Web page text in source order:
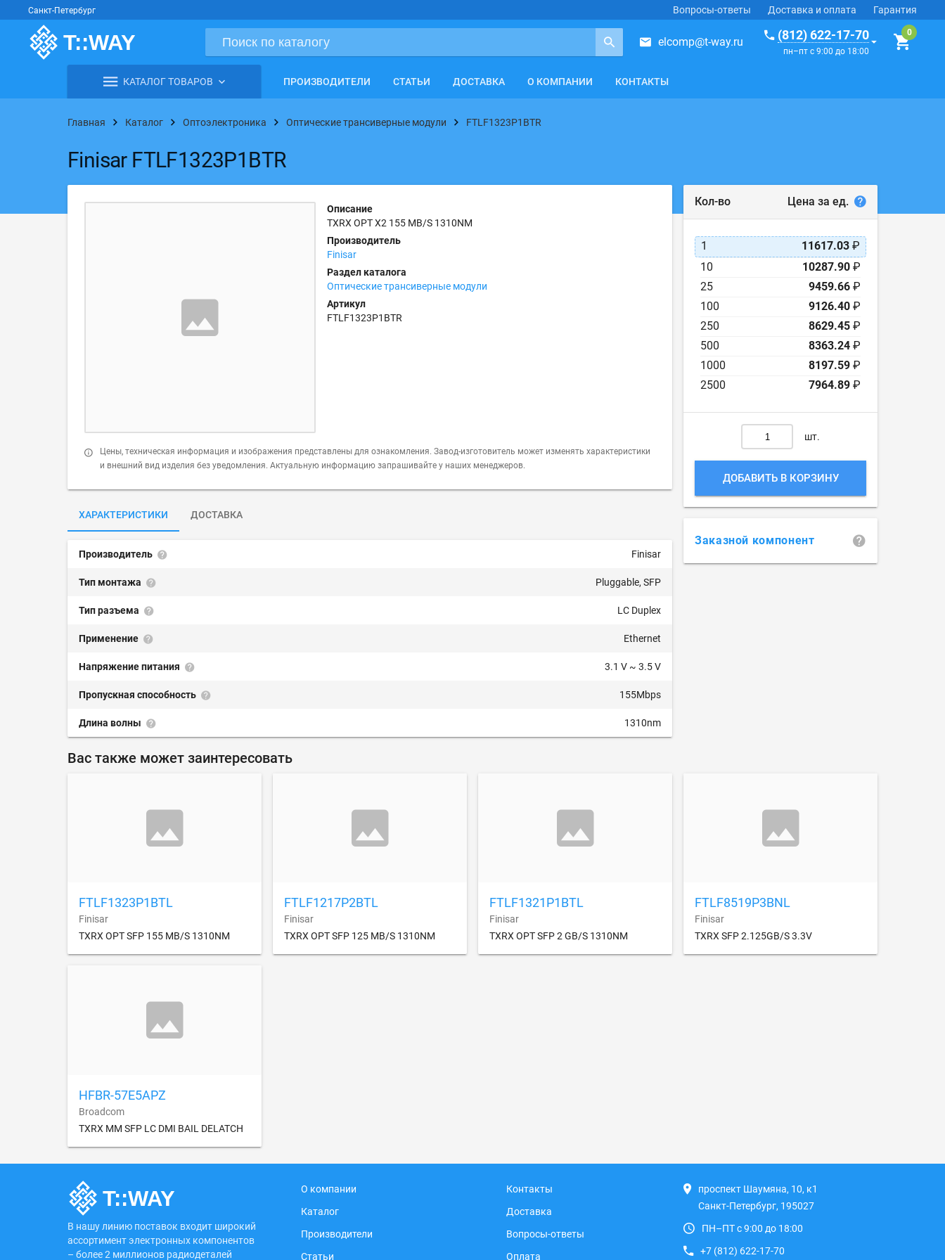
Санкт-Петербург Вопросы-ответы Доставка и оплата Гарантия
elcomp@t-way.ru (812) 622-17-70
пн–пт с 9:00 до 18:00
КАТАЛОГ ТОВАРОВ ПРОИЗВОДИТЕЛИ СТАТЬИ ДОСТАВКА О КОМПАНИИ КОНТАКТЫ
Главная Каталог Оптоэлектроника Оптические трансиверные модули FTLF1323P1BTR
Finisar FTLF1323P1BTR
Описание
TXRX OPT X2 155 MB/S 1310NM
Производитель
Finisar
Раздел каталога
Оптические трансиверные модули
Артикул
FTLF1323P1BTR
Цены, техническая информация и изображения представлены для ознакомления. Завод-изготовитель может изменять характеристики
и внешний вид изделия без уведомления. Актуальную информацию запрашивайте у наших менеджеров.
ХАРАКТЕРИСТИКИ ДОСТАВКА
Производитель Finisar
Тип монтажа Pluggable, SFP
Тип разъема LC Duplex
Применение Ethernet
Напряжение питания 3.1 V ~ 3.5 V
Пропускная способность 155Mbps
Длина волны 1310nm
Кол-во Цена за ед.
1 11617.03 ₽
10
10287.90 ₽
25
9459.66 ₽
100
9126.40 ₽
250
8629.45 ₽
500
8363.24 ₽
1000
8197.59 ₽
2500
7964.89 ₽
шт.
ДОБАВИТЬ В КОРЗИНУ
Заказной компонент
Вас также может заинтересовать
FTLF1323P1BTL
Finisar
TXRX OPT SFP 155 MB/S 1310NM
FTLF1217P2BTL
Finisar
TXRX OPT SFP 125 MB/S 1310NM
FTLF1321P1BTL
Finisar
TXRX OPT SFP 2 GB/S 1310NM
FTLF8519P3BNL
Finisar
TXRX SFP 2.125GB/S 3.3V
HFBR-57E5APZ
Broadcom
TXRX MM SFP LC DMI BAIL DELATCH
В нашу линию поставок входит широкий
ассортимент электронных компонентов
– более 2 миллионов радиодеталей
О компании
Каталог
Производители
Статьи
Контакты
Доставка
Вопросы-ответы
Оплата
проспект Шаумяна, 10, к1
Санкт-Петербург, 195027
ПН–ПТ с 9:00 до 18:00
+7 (812) 622-17-70